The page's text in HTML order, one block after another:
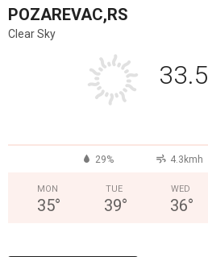
POZAREVAC,RS
Clear Sky
33.5
29% 4.3kmh
MON
35°
TUE
39°
WED
36°